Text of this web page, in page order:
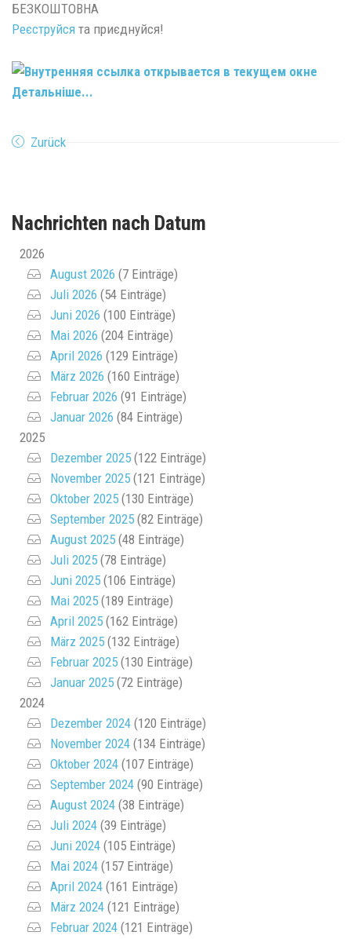
БЕЗКОШТОВНА
Реєструйся та приєднуйся!
Детальніше...
Zurück
Nachrichten nach Datum
2026
August 2026 (7 Einträge)
Juli 2026 (54 Einträge)
Juni 2026 (100 Einträge)
Mai 2026 (204 Einträge)
April 2026 (129 Einträge)
März 2026 (160 Einträge)
Februar 2026 (91 Einträge)
Januar 2026 (84 Einträge)
2025
Dezember 2025 (122 Einträge)
November 2025 (121 Einträge)
Oktober 2025 (130 Einträge)
September 2025 (82 Einträge)
August 2025 (48 Einträge)
Juli 2025 (78 Einträge)
Juni 2025 (106 Einträge)
Mai 2025 (189 Einträge)
April 2025 (162 Einträge)
März 2025 (132 Einträge)
Februar 2025 (130 Einträge)
Januar 2025 (72 Einträge)
2024
Dezember 2024 (120 Einträge)
November 2024 (134 Einträge)
Oktober 2024 (107 Einträge)
September 2024 (90 Einträge)
August 2024 (38 Einträge)
Juli 2024 (39 Einträge)
Juni 2024 (105 Einträge)
Mai 2024 (157 Einträge)
April 2024 (161 Einträge)
März 2024 (121 Einträge)
Februar 2024 (121 Einträge)